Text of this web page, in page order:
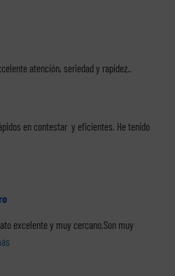
atención, seriedad y rapidez..
en contestar  y eficientes. He tenido
excelente y muy cercano.Son muy